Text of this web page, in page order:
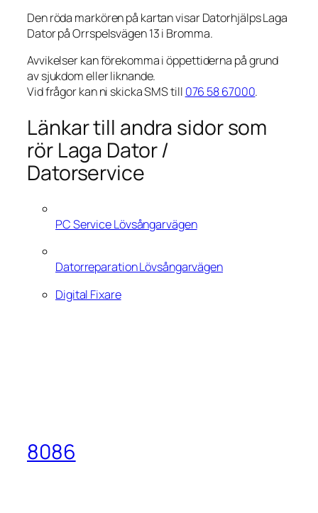
Den röda markören på kartan visar Datorhjälps Laga
Dator på Orrspelsvägen 13 i Bromma.
Avvikelser kan förekomma i öppettiderna på grund
av sjukdom eller liknande.
Vid frågor kan ni skicka SMS till 076 58 67000.
Länkar till andra sidor som
rör Laga Dator /
Datorservice
PC Service Lövsångarvägen
Datorreparation Lövsångarvägen
Digital Fixare
8086